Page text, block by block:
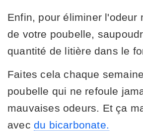
Enfin, pour éliminer l'odeur
de votre poubelle,
quantité de litière dans le
Faites cela chaque
poubelle qui ne refoule
mauvaises odeurs. Et ça
avec du bicarbonate.